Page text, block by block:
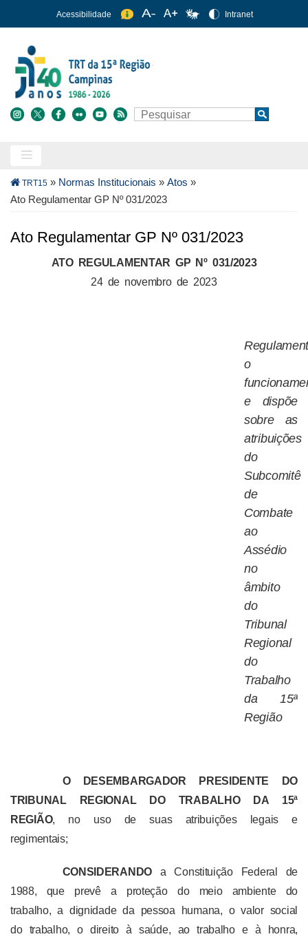
para
conteúdo
principal
Acessibilidade Intranet
Buscar Search
Trilha
de
TRT15 » Normas Institucionais » Atos »
Ato Regulamentar GP Nº 031/2023
Ato Regulamentar GP Nº 031/2023
ATO REGULAMENTAR GP Nº 031/2023
24 de novembro de 2023
o
e dispõe
sobre as
atribuições
do
Subcomitê
de
Combate
ao
Assédio
no
âmbito
do
Tribunal
Regional
do
Trabalho
da 15ª
Região
O DESEMBARGADOR PRESIDENTE DO
TRIBUNAL REGIONAL DO TRABALHO DA 15ª
REGIÃO, no uso de suas atribuições legais e
regimentais;
CONSIDERANDOa Constituição Federal de
1988, que prevê a proteção do meio ambiente do
trabalho, a dignidade da pessoa humana, o valor social
do trabalho, o direito à saúde, ao trabalho e à honra,